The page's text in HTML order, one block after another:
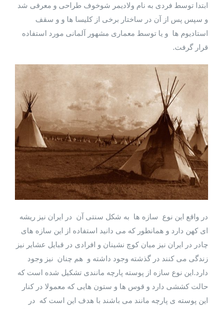
ابتدا توسط فردی به نام ولادیمر شوخوف طراحی و معرفی شد
و سپس پس از آن در ساختار برخی از کلیسا ها و و سقف
استادیوم ها و یا توسط معماری مشهور آلمانی مورد استفاده
قرار گرفت.
در واقع این نوع سازه ها به شکل سنتی آن در ایران نیز ریشه
ای کهن دارد و همانطور که می دانید استفاده از این سازه های
چادر در ایران نیز میان کوچ نشینان و افرادی در قبایل عشایر نیز
زندگی می کنند در گذشته وجود داشته و هم چنان نیز وجود
دارد.این نوع سازه از پوسته پارچه مانندی تشکیل شده است که
حالت کششی دارد و قوس ها و ستون هایی که معمولا در کنار
این پوسته ی پارچه مانند می باشند با هدف این است که در